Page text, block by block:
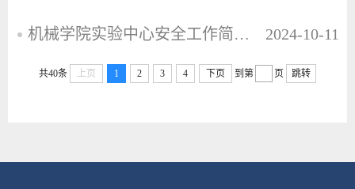
机械学院实验中心安全工作简报2024年第6期（总第27期） 2024-10-11
共40条 上页 1 2 3 4 下页 到第 页 跳转